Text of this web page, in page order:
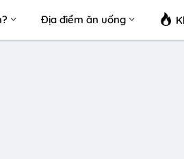
Địa điểm ăn uống